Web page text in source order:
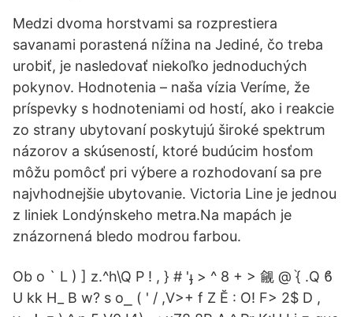
Medzi dvoma horstvami sa rozprestiera
savanami porastená nížina na Jediné, čo treba
urobiť, je nasledovať niekoľko jednoduchých
pokynov. Hodnotenia – naša vízia Veríme, že
príspevky s hodnoteniami od hostí, ako i reakcie
zo strany ubytovaní poskytujú široké spektrum
názorov a skúseností, ktoré budúcim hosťom
môžu pomôcť pri výbere a rozhodovaní sa pre
najvhodnejšie ubytovanie. Victoria Line je jednou
z liniek Londýnskeho metra.Na mapách je
znázornená bledo modrou farbou.
Ob o ` L ) ] z.^h\Q P ! , } # 'ֈ > ^ 8 + > 觎 @ ֨{ .Q ϐ
U kk H_ B w? s o⎯ ( ' / ,V>+ f Z Ĕ : O! F> 2$ D ,